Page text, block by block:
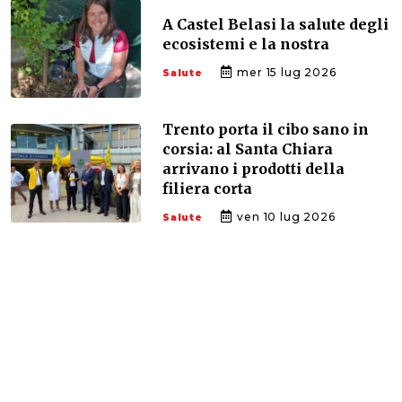
A Castel Belasi la salute degli
ecosistemi e la nostra
Salute mer 15 lug 2026
Trento porta il cibo sano in
corsia: al Santa Chiara
arrivano i prodotti della
filiera corta
Salute ven 10 lug 2026